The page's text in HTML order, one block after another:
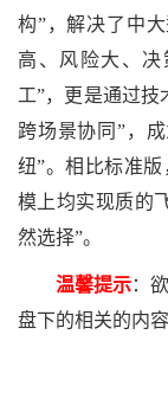
构”，解决了中
高、风险大、决
工”，更是通过技
跨场景协同”，
纽”。相比标准
模上均实现质的
然选择”。
温馨提示：
盘下的相关的内